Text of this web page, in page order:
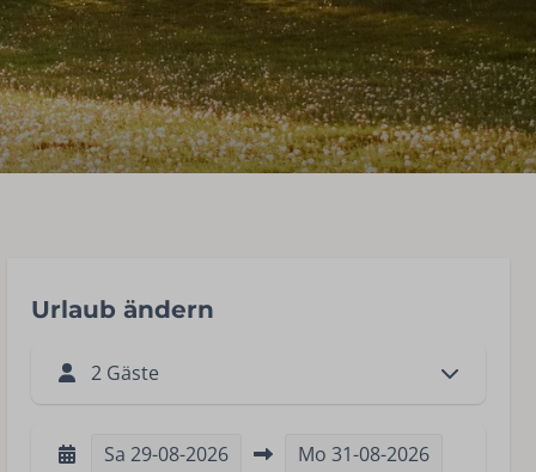
Urlaub ändern
2 Gäste
Sa 29-08-2026 Mo 31-08-2026